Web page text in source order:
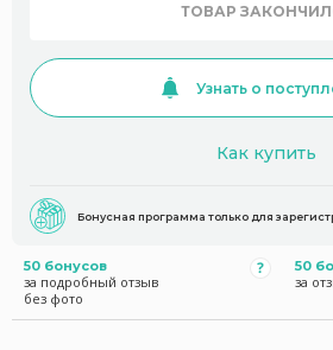
ТОВАР
Узнать о
Как купить
Бонусная программа только для
50 бонусов
за подробный отзыв
без фото
50
за